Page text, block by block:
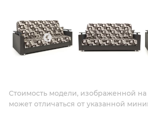
Стоимость модели, изображенной
может отличаться от указанной